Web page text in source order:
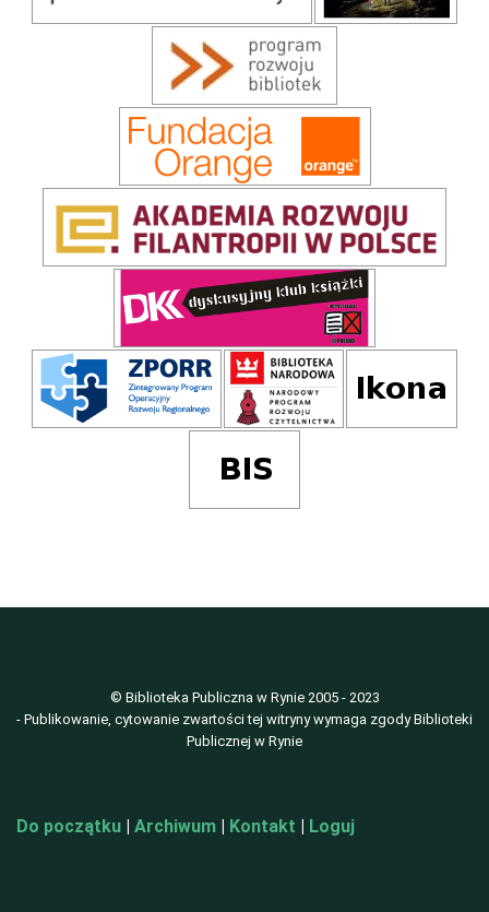
© Biblioteka Publiczna w Rynie 2005 - 2023
- Publikowanie, cytowanie zwartości tej witryny wymaga zgody Biblioteki
Publicznej w Rynie
Do początku | Archiwum | Kontakt | Loguj